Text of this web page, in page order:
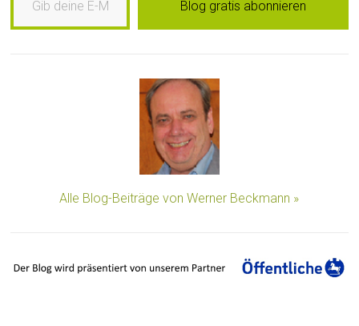
Blog gratis abonnieren
Alle Blog-Beiträge von Werner Beckmann »